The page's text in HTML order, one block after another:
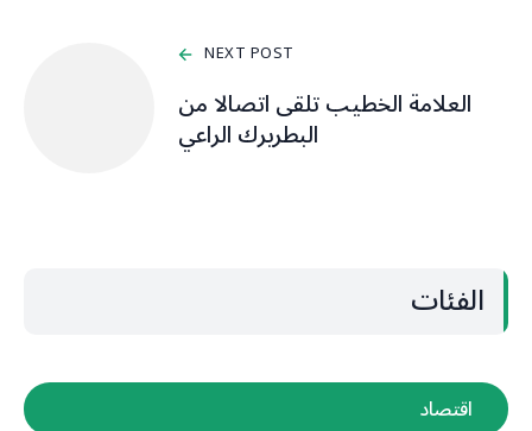
NEXT POST
العلامة الخطيب تلقى اتصالا من
البطريرك الراعي
الفئات
اقتصاد